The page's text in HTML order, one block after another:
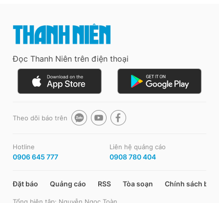
Đọc Thanh Niên trên điện thoại
Theo dõi báo trên
Hotline
0906 645 777
Liên hệ quảng cáo
0908 780 404
Đặt báo Quảng cáo RSS Tòa soạn Chính sách bảo